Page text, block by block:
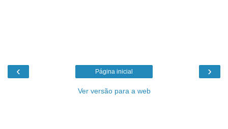
‹ ›
Página inicial
Ver versão para a web